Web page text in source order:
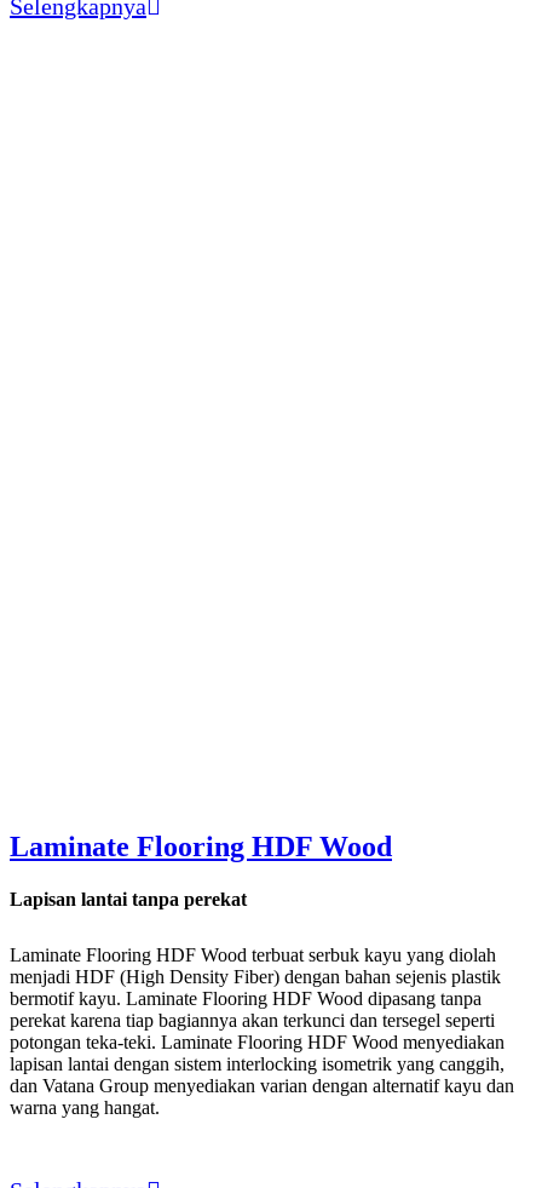
Selengkapnya
Laminate Flooring HDF Wood
Lapisan lantai tanpa perekat
Laminate Flooring HDF Wood terbuat serbuk kayu yang diolah
menjadi HDF (High Density Fiber) dengan bahan sejenis plastik
bermotif kayu. Laminate Flooring HDF Wood dipasang tanpa
perekat karena tiap bagiannya akan terkunci dan tersegel seperti
potongan teka-teki. Laminate Flooring HDF Wood menyediakan
lapisan lantai dengan sistem interlocking isometrik yang canggih,
dan Vatana Group menyediakan varian dengan alternatif kayu dan
warna yang hangat.